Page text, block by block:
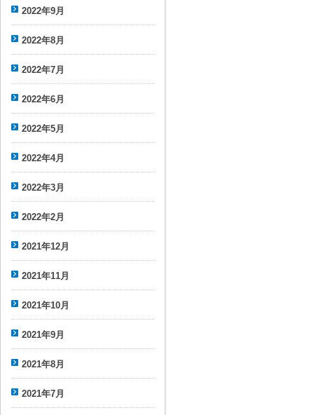
2022年9月
2022年8月
2022年7月
2022年6月
2022年5月
2022年4月
2022年3月
2022年2月
2021年12月
2021年11月
2021年10月
2021年9月
2021年8月
2021年7月